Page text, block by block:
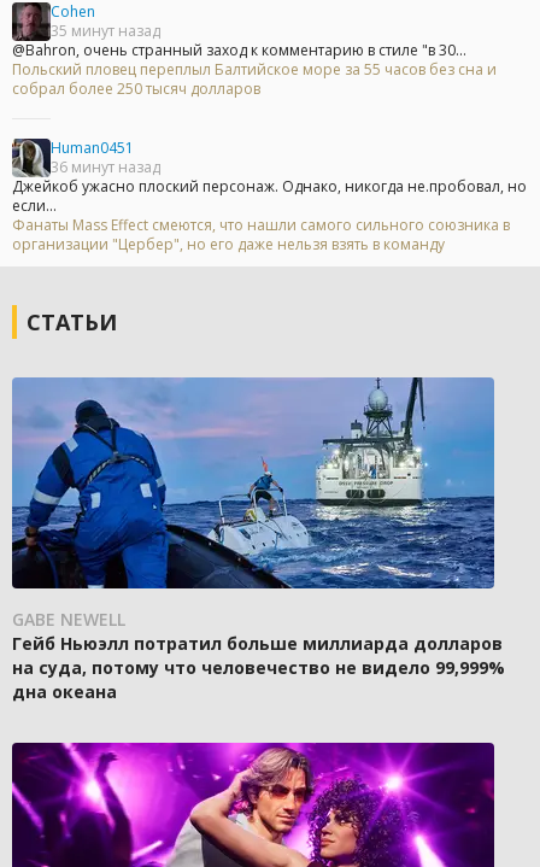
Cohen
35 минут назад
@Bahron, очень странный заход к комментарию в стиле "в 30...
Польский пловец переплыл Балтийское море за 55 часов без сна и
собрал более 250 тысяч долларов
Human0451
36 минут назад
Джейкоб ужасно плоский персонаж. Однако, никогда не.пробовал, но
если...
Фанаты Mass Effect смеются, что нашли самого сильного союзника в
организации "Цербер", но его даже нельзя взять в команду
СТАТЬИ
GABE NEWELL
Гейб Ньюэлл потратил больше миллиарда долларов
на суда, потому что человечество не видело 99,999%
дна океана